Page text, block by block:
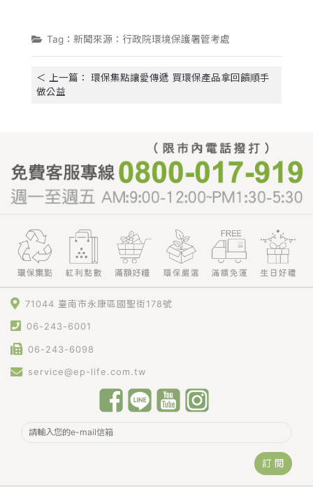
Tag：新聞來源：行政院環境保護署管考處
＜ 上一篇： 環保集點讓愛傳遞 買環保產品拿回饋順手
做公益
71044 臺南市永康區國聖街178號
06-243-6001
06-243-6098
service@ep-life.com.tw
訂 閱